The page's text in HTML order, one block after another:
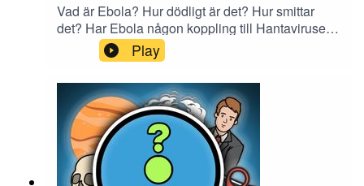
Vad är Ebola? Hur dödligt är det? Hur smittar
det? Har Ebola någon koppling till Hantaviruset?
I detta avsnitt pratar jag om allt du behöver
veta.Glöm inte att prenumerera på min Youtube-
kanal Snabb Fakta.Instagram:
snabb.faktaTIKTOK: riktigasnabbfaktaMail:
snabbfakta1@gmail.comMin andra podcast
Midnattståget - Creepypastor från
internet:https://open.spotify.com/show/2aevEEW
b9Bv1KoKvzptUaj
Play